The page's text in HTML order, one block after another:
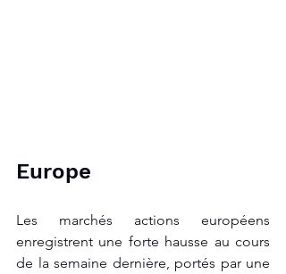
Europe
Les marchés actions européens
enregistrent une forte hausse au cours
de la semaine dernière, portés par une